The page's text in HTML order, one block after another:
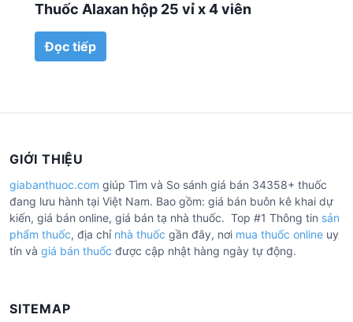
Thuốc Alaxan hộp 25 vỉ x 4 viên
Đọc tiếp
GIỚI THIỆU
giabanthuoc.com giúp Tìm và So sánh giá bán 34358+ thuốc
đang lưu hành tại Việt Nam. Bao gồm: giá bán buôn kê khai dự
kiến, giá bán online, giá bán tạ nhà thuốc. Top #1 Thông tin sản
phẩm thuốc, địa chỉ nhà thuốc gần đây, nơi mua thuốc online uy
tín và giá bán thuốc được cập nhật hàng ngày tự động.
SITEMAP